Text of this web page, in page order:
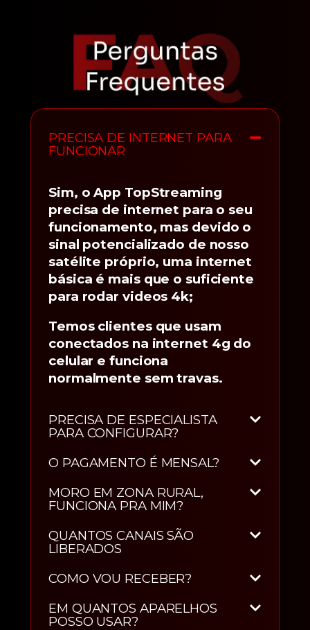
PRECISA DE INTERNET PARA
FUNCIONAR
Sim, o App TopStreaming
precisa de internet para o seu
funcionamento, mas devido o
sinal potencializado de nosso
satélite próprio, uma internet
básica é mais que o suficiente
para rodar videos 4k;
Temos clientes que usam
conectados na internet 4g do
celular e funciona
normalmente sem travas.
PRECISA DE ESPECIALISTA
PARA CONFIGURAR?
O PAGAMENTO É MENSAL?
MORO EM ZONA RURAL,
FUNCIONA PRA MIM?
QUANTOS CANAIS SÃO
LIBERADOS
COMO VOU RECEBER?
EM QUANTOS APARELHOS
POSSO USAR?